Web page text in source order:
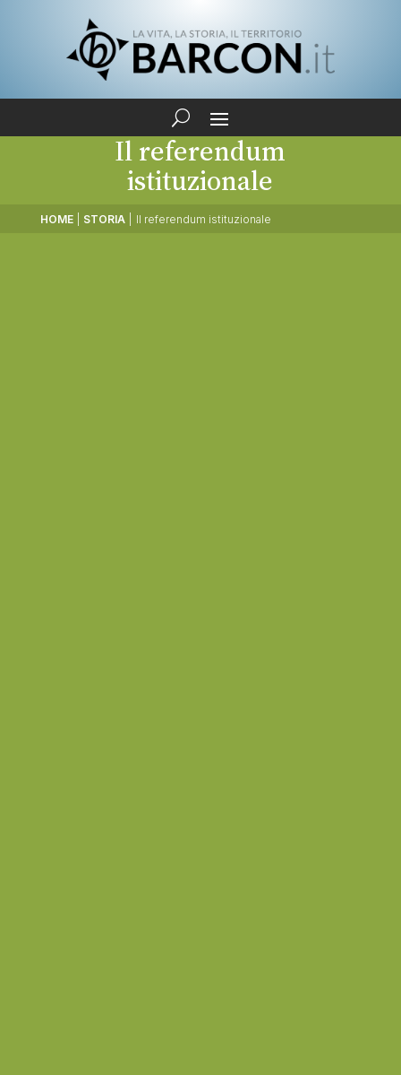
Il referendum
istituzionale
HOME STORIA Il referendum istituzionale